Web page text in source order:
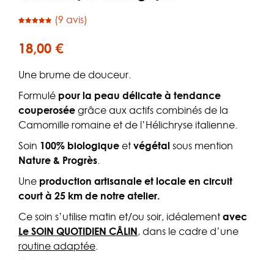
notations
client
(9 avis)
18,00 €
Une brume de douceur.
Formulé pour la peau délicate à tendance
couperosée grâce aux actifs combinés de la
Camomille romaine et de l’Hélichryse italienne.
Soin 100% biologique et végétal sous mention
Nature & Progrès.
Une production artisanale et locale en circuit
court à 25 km de notre atelier.
Ce soin s’utilise matin et/ou soir, idéalement avec
Le SOIN QUOTIDIEN CÂLIN, dans le cadre d’une
routine adaptée.